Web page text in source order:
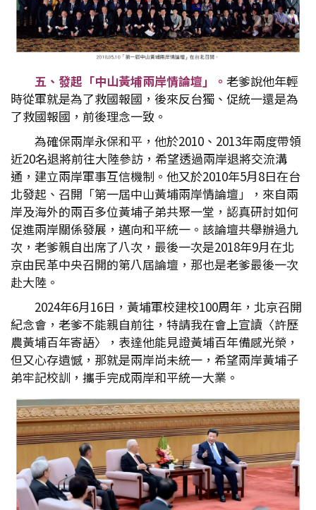
五、發起「中山黃埔兩岸情論壇」。 老爹說他年輕
時從軍就是為了救國報國，後來反台獨、促統一還是為
了救國報國，前後理念一致。
為確保兩岸永保和平，他於2010、2013年兩度帶領
近20名退將前往大陸參訪，希望透過兩岸退將交流溝
通，建立兩岸軍事互信機制。他又於2010年5月8日在台
北發起、召開「第一屆中山黃埔兩岸情論壇」，來自兩
岸及海外的兩百多位黃埔子弟共聚一堂，認真研討如何
促進兩岸關係發展，邁向和平統一。該論壇共舉辦過九
次，老爹親自出席了八次，最後一次是2018年9月在北
京由民革中央召開的第八屆論壇，那也是老爹最後一次
赴大陸。
2024年6月16日，黃埔軍校建校100周年，北京召開
紀念會，老爹不能親自前往，特請我在會上宣讀〈許歷
農黃埔百年寄語〉，表達他能見證黃埔百年備感光榮，
但又心存遺憾，那就是兩岸尚未統一，希望兩岸黃埔子
弟牢記校訓，攜手完成兩岸和平統一大業。